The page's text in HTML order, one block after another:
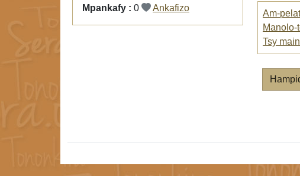
Mpankafy : 0 Ankafizo
Am-
Manolo-
Tsy